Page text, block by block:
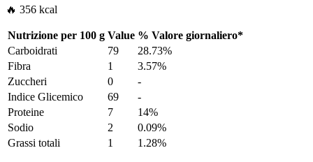
🔥 356 kcal
Nutrizione per 100 g Value % Valore giornaliero*
Carboidrati
79
28.73%
Fibra
1
3.57%
Zuccheri
0
-
Indice Glicemico
69
-
Proteine
7
14%
Sodio
2
0.09%
Grassi totali
1 1.28%